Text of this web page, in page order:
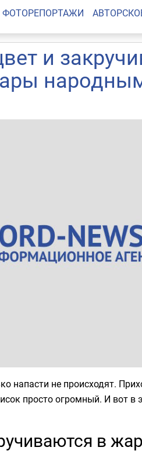
ФОТОРЕПОРТАЖИ
и
напасти не происходят.
просто огромный. И вот в
в